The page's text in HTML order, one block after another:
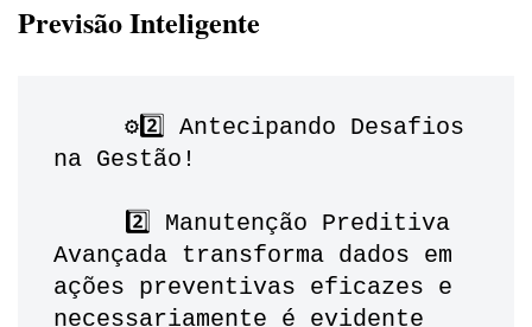
Previsão Inteligente
na Gestão!
Avançada transforma dados em
ações preventivas eficazes e
necessariamente é evidente